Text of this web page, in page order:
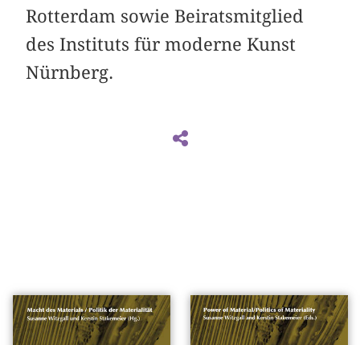
Rotterdam sowie Beiratsmitglied
des Instituts für moderne Kunst
Nürnberg.